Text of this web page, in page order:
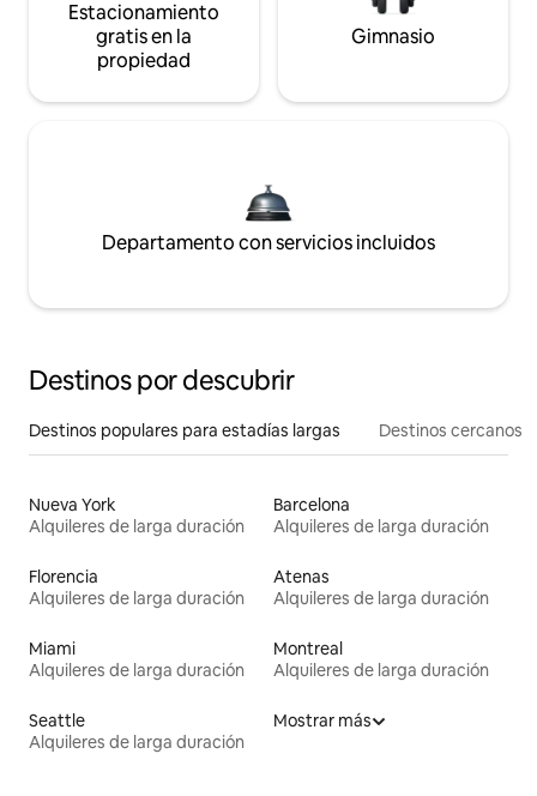
Estacionamiento
gratis en la
propiedad
Gimnasio
Departamento con servicios incluidos
Destinos por descubrir
Destinos populares para estadías largas Destinos cercanos
Nueva York
Alquileres de larga duración
Barcelona
Alquileres de larga duración
Florencia
Alquileres de larga duración
Atenas
Alquileres de larga duración
Miami
Alquileres de larga duración
Montreal
Alquileres de larga duración
Seattle
Alquileres de larga duración
Mostrar más